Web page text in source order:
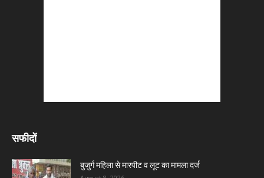
सफीदों
बुजुर्ग महिला से मारपीट व लूट का मामला दर्ज